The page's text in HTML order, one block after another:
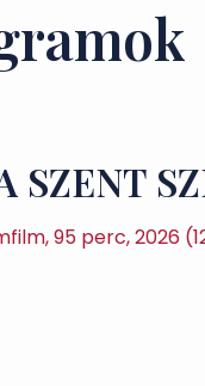
SZENT
95 perc, 2026